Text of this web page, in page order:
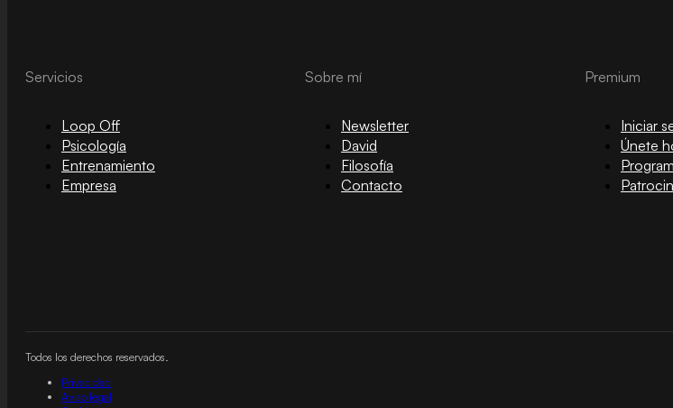
Servicios
Loop Off
Psicología
Entrenamiento
Empresa
Sobre mí
Newsletter
David
Filosofía
Contacto
Premium
Iniciar
Únete
Todos los derechos reservados.
Privacidad
Aviso legal